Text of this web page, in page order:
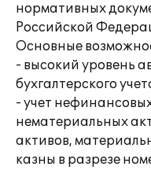
нормативных
Российской
Основные
- высокий уровень
бухгалтерского
- учет
нематериальных
активов,
казны в разрезе